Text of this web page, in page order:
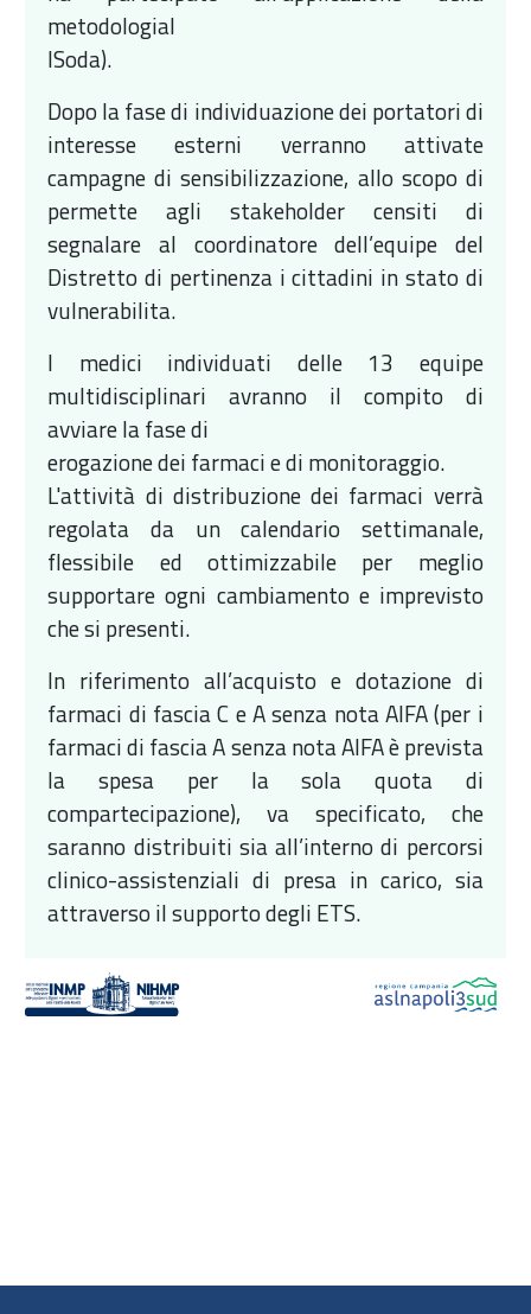
metodologial
ISoda).
Dopo la fase di individuazione dei portatori di
interesse esterni verranno attivate
campagne di sensibilizzazione, allo scopo di
permette agli stakeholder censiti di
segnalare al coordinatore dell’equipe del
Distretto di pertinenza i cittadini in stato di
vulnerabilita.
I medici individuati delle 13 equipe
multidisciplinari avranno il compito di
avviare la fase di
erogazione dei farmaci e di monitoraggio.
L'attività di distribuzione dei farmaci verrà
regolata da un calendario settimanale,
flessibile ed ottimizzabile per meglio
supportare ogni cambiamento e imprevisto
che si presenti.
In riferimento all’acquisto e dotazione di
farmaci di fascia C e A senza nota AIFA (per i
farmaci di fascia A senza nota AIFA è prevista
la spesa per la sola quota di
compartecipazione), va specificato, che
saranno distribuiti sia all’interno di percorsi
clinico-assistenziali di presa in carico, sia
attraverso il supporto degli ETS.